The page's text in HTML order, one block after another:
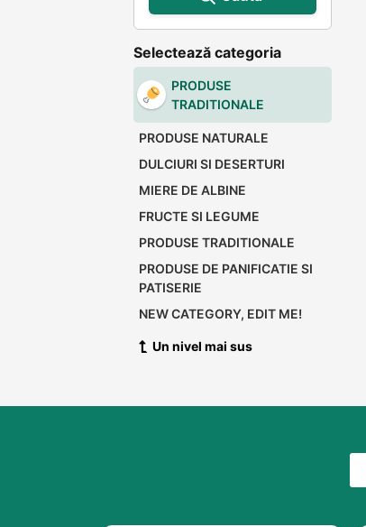
Selectează categoria
PRODUSE
TRADITIONALE
PRODUSE NATURALE
DULCIURI SI DESERTURI
MIERE DE ALBINE
FRUCTE SI LEGUME
PRODUSE TRADITIONALE
PRODUSE DE PANIFICATIE SI
PATISERIE
NEW CATEGORY, EDIT ME!
Un nivel mai sus